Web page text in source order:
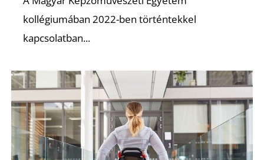
kollégiumában 2022-ben történtekkel
kapcsolatban...